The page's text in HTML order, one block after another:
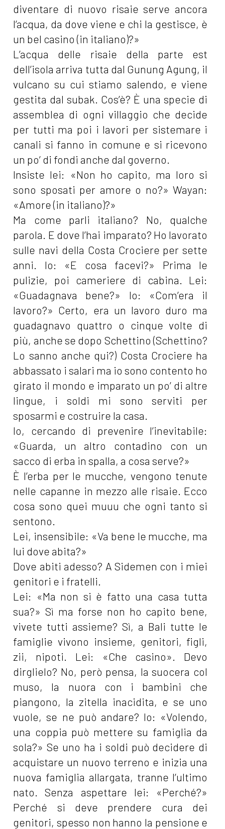
diventare di nuovo risaie serve ancora
l’acqua, da dove viene e chi la gestisce, è
un bel casino (in italiano)?»
L’acqua delle risaie della parte est
dell’isola arriva tutta dal Gunung Agung, il
vulcano su cui stiamo salendo, e viene
gestita dal subak. Cos’è? È una specie di
assemblea di ogni villaggio che decide
per tutti ma poi i lavori per sistemare i
canali si fanno in comune e si ricevono
un po’ di fondi anche dal governo.
Insiste lei: «Non ho capito, ma loro si
sono sposati per amore o no?» Wayan:
«Amore (in italiano)?»
Ma come parli italiano? No, qualche
parola. E dove l’hai imparato? Ho lavorato
sulle navi della Costa Crociere per sette
anni. Io: «E cosa facevi?» Prima le
pulizie, poi cameriere di cabina. Lei:
«Guadagnava bene?» Io: «Com’era il
lavoro?» Certo, era un lavoro duro ma
guadagnavo quattro o cinque volte di
più, anche se dopo Schettino (Schettino?
Lo sanno anche qui?) Costa Crociere ha
abbassato i salari ma io sono contento ho
girato il mondo e imparato un po’ di altre
lingue, i soldi mi sono serviti per
sposarmi e costruire la casa.
Io, cercando di prevenire l’inevitabile:
«Guarda, un altro contadino con un
sacco di erba in spalla, a cosa serve?»
È l’erba per le mucche, vengono tenute
nelle capanne in mezzo alle risaie. Ecco
cosa sono quei muuu che ogni tanto si
sentono.
Lei, insensibile: «Va bene le mucche, ma
lui dove abita?»
Dove abiti adesso? A Sidemen con i miei
genitori e i fratelli.
Lei: «Ma non si è fatto una casa tutta
sua?» Sì ma forse non ho capito bene,
vivete tutti assieme? Sì, a Bali tutte le
famiglie vivono insieme, genitori, figli,
zii, nipoti. Lei: «Che casino». Devo
dirglielo? No, però pensa, la suocera col
muso, la nuora con i bambini che
piangono, la zitella inacidita, e se uno
vuole, se ne può andare? Io: «Volendo,
una coppia può mettere su famiglia da
sola?» Se uno ha i soldi può decidere di
acquistare un nuovo terreno e inizia una
nuova famiglia allargata, tranne l’ultimo
nato. Senza aspettare lei: «Perché?»
Perché si deve prendere cura dei
genitori, spesso non hanno la pensione e